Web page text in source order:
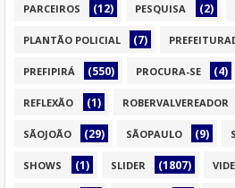
PARCEIROS (12) PESQUISA (2)
PLANTÃO POLICIAL (7)
PREFIPIRÁ (550) PROCURA-SE (4)
REFLEXÃO (1) ROBERVALVEREADOR
SÃOJOÃO (29) SÃOPAULO (9)
SHOWS (1) SLIDER (1807)